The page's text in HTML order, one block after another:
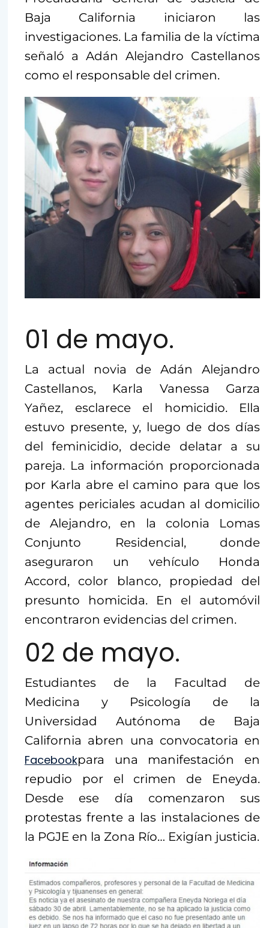
Baja California iniciaron las
investigaciones. La familia de la víctima
señaló a Adán Alejandro Castellanos
como el responsable del crimen.
01 de mayo.
La actual novia de Adán Alejandro
Castellanos, Karla Vanessa Garza
Yañez, esclarece el homicidio. Ella
estuvo presente, y, luego de dos días
del feminicidio, decide delatar a su
pareja. La información proporcionada
por Karla abre el camino para que los
agentes periciales acudan al domicilio
de Alejandro, en la colonia Lomas
Conjunto Residencial, donde
aseguraron un vehículo Honda
Accord, color blanco, propiedad del
presunto homicida. En el automóvil
encontraron evidencias del crimen.
02 de mayo.
Estudiantes de la Facultad de
Medicina y Psicología de la
Universidad Autónoma de Baja
California abren una convocatoria en
Facebookpara una manifestación en
repudio por el crimen de Eneyda.
Desde ese día comenzaron sus
protestas frente a las instalaciones de
la PGJE en la Zona Río… Exigían justicia.